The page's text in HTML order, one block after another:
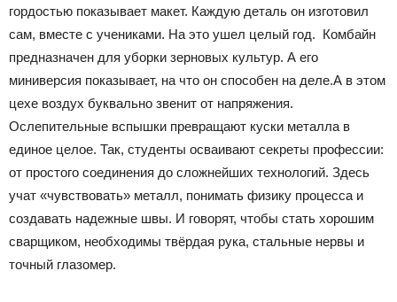
гордостью показывает макет. Каждую деталь он изготовил
сам, вместе с учениками. На это ушел целый год. Комбайн
предназначен для уборки зерновых культур. А его
миниверсия показывает, на что он способен на деле.А в этом
цехе воздух буквально звенит от напряжения.
Ослепительные вспышки превращают куски металла в
единое целое. Так, студенты осваивают секреты профессии:
от простого соединения до сложнейших технологий. Здесь
учат «чувствовать» металл, понимать физику процесса и
создавать надежные швы. И говорят, чтобы стать хорошим
сварщиком, необходимы твёрдая рука, стальные нервы и
точный глазомер.